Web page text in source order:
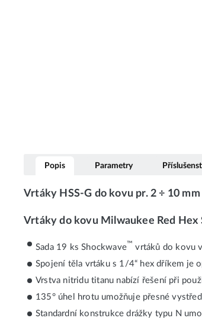
Popis Parametry
Vrtáky HSS-G do kovu pr. 2 ÷ 10
Vrtáky do kovu Milwaukee Red Hex
Sada 19 ks Shockwave™ vrtáků do kovu
Spojení těla vrtáku s 1/4“ hex dříkem je
Vrstva nitridu titanu nabízí řešení při
135° úhel hrotu umožňuje přesné
Standardní konstrukce drážky typu N